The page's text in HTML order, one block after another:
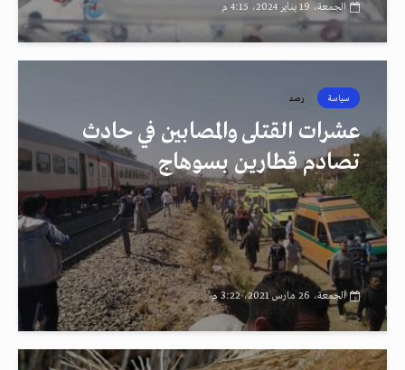
الجمعة، 19 يناير 2024، 4:15 م
سياسة رصد
عشرات القتلى والمصابين في حادث
تصادم قطارين بسوهاج
الجمعة، 26 مارس 2021، 3:22 م